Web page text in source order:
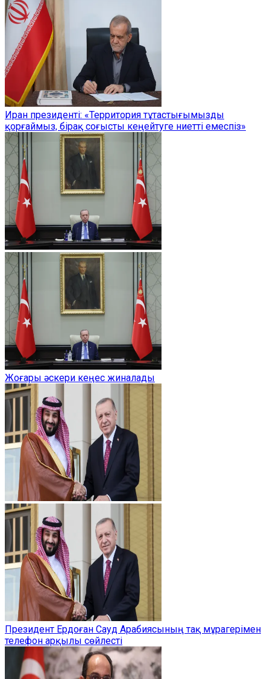
Иран президенті: «Территория тұтастығымызды
қорғаймыз, бірақ соғысты кеңейтуге ниетті емеспіз»
Жоғары әскери кеңес жиналады
Президент Ердоған Сауд Арабиясының тақ мұрагерімен
телефон арқылы сөйлесті